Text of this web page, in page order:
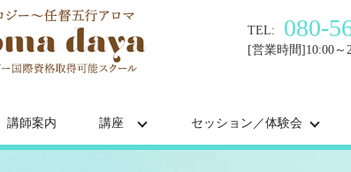
TEL: 080-
[営業時間]10:00
講師案内 講座 セッション／体験会